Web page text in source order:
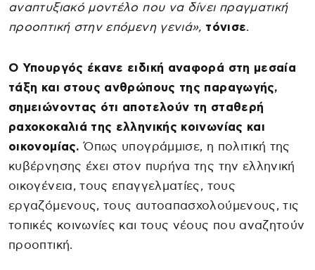
αναπτυξιακό μοντέλο που να δίνει πραγματική
προοπτική στην επόμενη γενιά», τόνισε.
Ο Υπουργός έκανε ειδική αναφορά στη μεσαία
τάξη και στους ανθρώπους της παραγωγής,
σημειώνοντας ότι αποτελούν τη σταθερή
ραχοκοκαλιά της ελληνικής κοινωνίας και
οικονομίας. Όπως υπογράμμισε, η πολιτική της
κυβέρνησης έχει στον πυρήνα της την ελληνική
οικογένεια, τους επαγγελματίες, τους
εργαζόμενους, τους αυτοαπασχολούμενους, τις
τοπικές κοινωνίες και τους νέους που αναζητούν
προοπτική.